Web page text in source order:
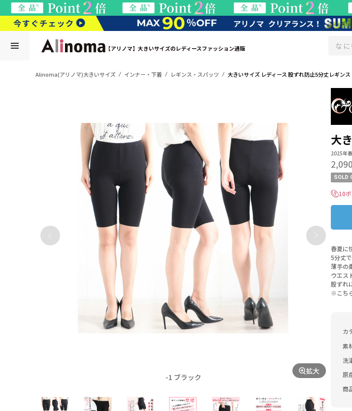
【アリノマ】大きいサイズのレディースファッション通販
Alinoma(アリノマ)大きいサイズ インナー・下着 レギンス・スパッツ 大きいサイズ レディース 股ずれ防止5分丈レギンス
-1 ブラック
拡大
大
2025年
SOLD
10
春夏に
5分丈
薄手の
ウエス
股ずれ
※こち
カ
素
洗
原
商